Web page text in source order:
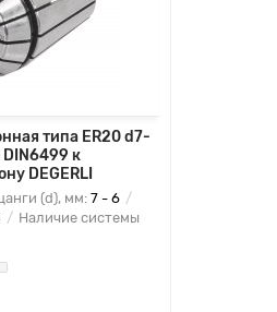
типа ER20 d7-
к
DEGERLI
(d), мм:7 - 6
Наличие системы